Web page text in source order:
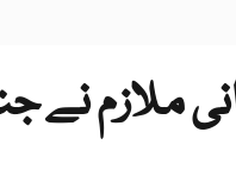
ملازم نے